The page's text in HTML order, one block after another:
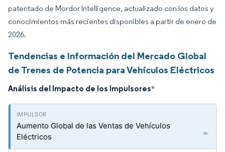
patentado de Mordor Intelligence, actualizado con los datos y
conocimientos más recientes disponibles a partir de enero de
2026.
Tendencias e Información del Mercado Global
de Trenes de Potencia para Vehículos Eléctricos
Análisis del Impacto de los Impulsores*
Aumento Global de las Ventas de Vehículos
Eléctricos